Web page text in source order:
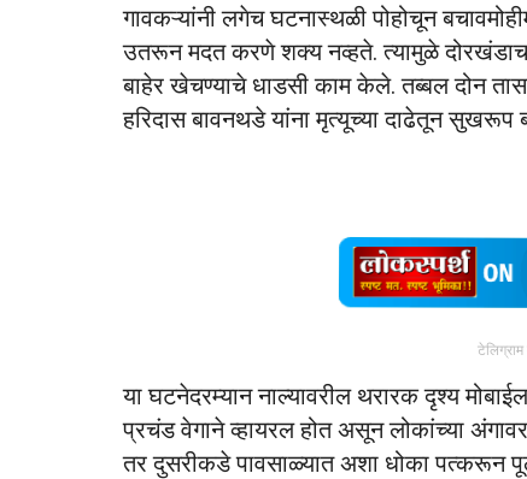
गावकऱ्यांनी लगेच घटनास्थळी पोहोचून
उतरून मदत करणे शक्य नव्हते. त्यामुळे
बाहेर खेचण्याचे धाडसी काम केले. तब्बल दोन
हरिदास बावनथडे यांना मृत्यूच्या दाढेतून सुखरूप
या घटनेदरम्यान नाल्यावरील थरारक दृश्य
प्रचंड वेगाने व्हायरल होत असून लोकांच्या
तर दुसरीकडे पावसाळ्यात अशा धोका पत्करून